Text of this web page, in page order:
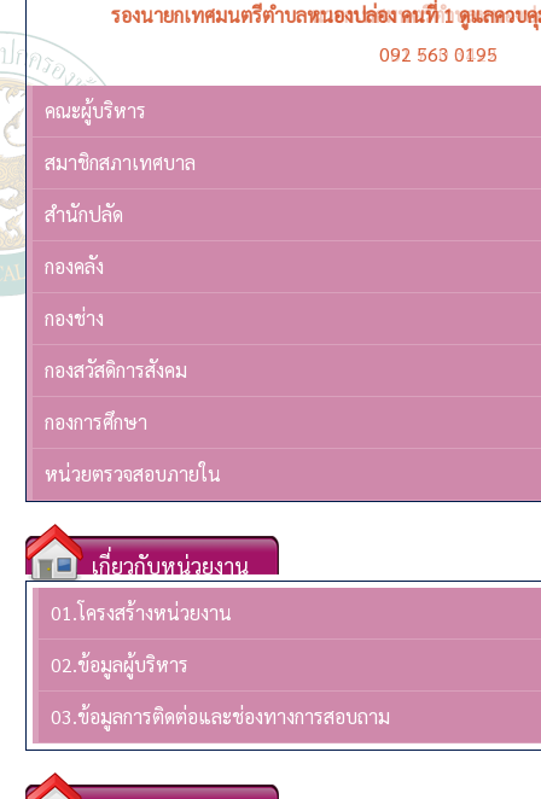
รองนายกเทศมนตรีตำบลหนองปล่อง คนที่ 1 ดูแลควบ
092 563 0195
คณะผู้บริหาร
สมาชิกสภาเทศบาล
สำนักปลัด
กองคลัง
กองช่าง
กองสวัสดิการสังคม
กองการศึกษา
หน่วยตรวจสอบภายใน
เกี่ยวกับหน่วยงาน
01.โครงสร้างหน่วยงาน
02.ข้อมูลผู้บริหาร
03.ข้อมูลการติดต่อและช่องทางการสอบถาม